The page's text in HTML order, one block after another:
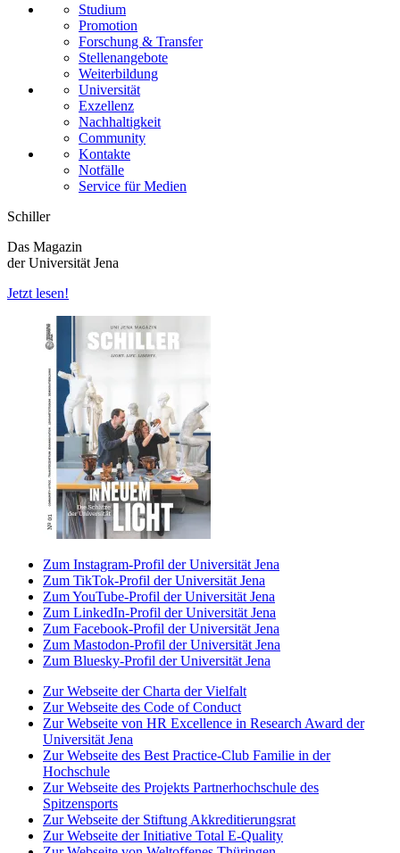
Studium
Promotion
Forschung & Transfer
Stellenangebote
Weiterbildung
Universität
Exzellenz
Nachhaltigkeit
Community
Kontakte
Notfälle
Service für Medien
Schiller
Das Magazin
der Universität Jena
Jetzt lesen!
Zum Instagram-Profil der Universität Jena
Zum TikTok-Profil der Universität Jena
Zum YouTube-Profil der Universität Jena
Zum LinkedIn-Profil der Universität Jena
Zum Facebook-Profil der Universität Jena
Zum Mastodon-Profil der Universität Jena
Zum Bluesky-Profil der Universität Jena
Zur Webseite der Charta der Vielfalt
Zur Webseite des Code of Conduct
Zur Webseite von HR Excellence in Research Award der
Universität Jena
Zur Webseite des Best Practice-Club Familie in der
Hochschule
Zur Webseite des Projekts Partnerhochschule des
Spitzensports
Zur Webseite der Stiftung Akkreditierungsrat
Zur Webseite der Initiative Total E-Quality